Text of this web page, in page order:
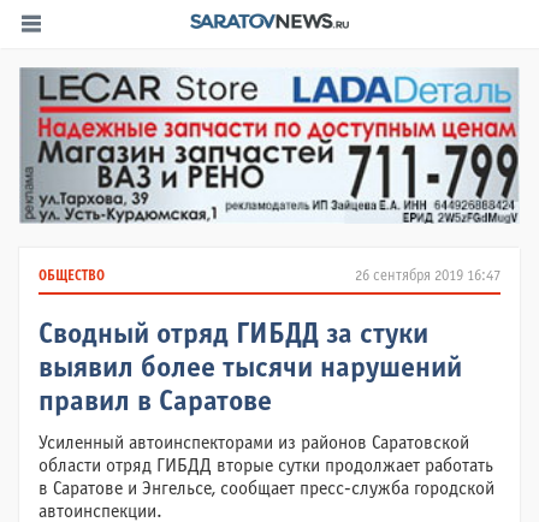
26 сентября 2019 16:47
ОБЩЕСТВО
Сводный отряд ГИБДД за стуки
выявил более тысячи нарушений
правил в Саратове
Усиленный автоинспекторами из районов Саратовской
области отряд ГИБДД вторые сутки продолжает работать
в Саратове и Энгельсе, сообщает пресс-служба городской
автоинспекции.